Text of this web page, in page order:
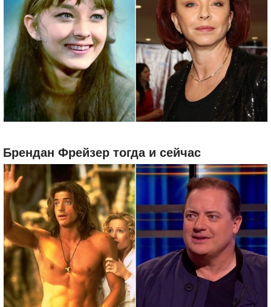
Брендан Фрейзер тогда и сейчас